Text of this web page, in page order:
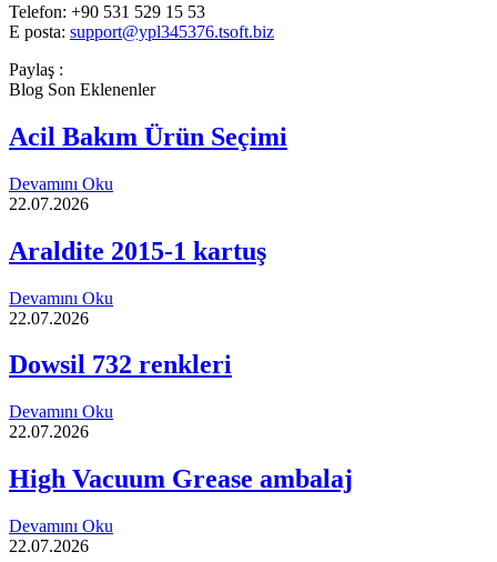
Telefon: +90 531 529 15 53
E posta: support@ypl345376.tsoft.biz
Paylaş :
Blog Son Eklenenler
Acil Bakım Ürün Seçimi
Devamını Oku
22.07.2026
Araldite 2015-1 kartuş
Devamını Oku
22.07.2026
Dowsil 732 renkleri
Devamını Oku
22.07.2026
High Vacuum Grease ambalaj
Devamını Oku
22.07.2026